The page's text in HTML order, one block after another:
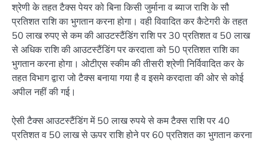
श्रेणी के तहत टैक्स पेयर को बिना किसी जुर्माना व ब्याज राशि के सौ
प्रतिशत राशि का भुगतान करना होगा। वही विवादित कर कैटेगरी के तहत
50 लाख रुपए से कम की आउटस्टैंडिंग राशि पर 30 प्रतिशत व 50 लाख
से अधिक राशि की आउटस्टैंडिंग पर करदाता को 50 प्रतिशत राशि का
भुगतान करना होगा। ओटीएस स्कीम की तीसरी श्रेणी निर्विवादित कर के
तहत विभाग द्वारा जो टैक्स बनाया गया है व इसमे करदाता की ओर से कोई
अपील नहीं की गई।
ऐसी टैक्स आउटस्टैंडिंग में 50 लाख रुपये से कम टैक्स राशि पर 40
प्रतिशत व 50 लाख से ऊपर राशि होने पर 60 प्रतिशत का भुगतान करना